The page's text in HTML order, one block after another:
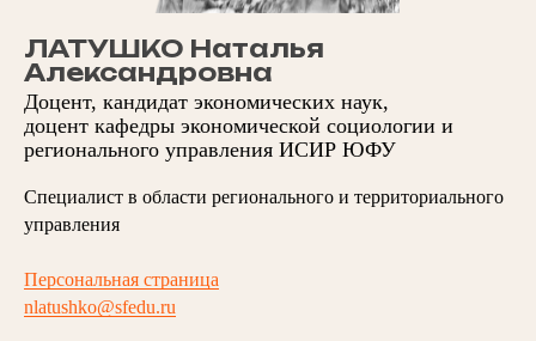
ЛАТУШКО Наталья
Александровна
Доцент, кандидат экономических наук,
доцент кафедры экономической социологии и
регионального управления ИСИР ЮФУ
Специалист в области регионального и территориального
управления
Персональная страница
nlatushko@sfedu.ru